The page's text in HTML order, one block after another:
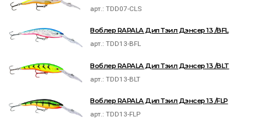
арт.:TDD07-CLS
Воблер RAPALA Дип Тэил Дэнсер 13 /BFL
арт.:TDD13-BFL
Воблер RAPALA Дип Тэил Дэнсер 13 /BLT
арт.:TDD13-BLT
Воблер RAPALA Дип Тэил Дэнсер 13 /FLP
арт.:TDD13-FLP